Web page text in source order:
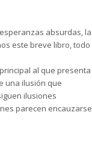
absurdas, la
este breve libro, todo
al que presenta
una ilusión que
ilusiones
parecen encauzarse